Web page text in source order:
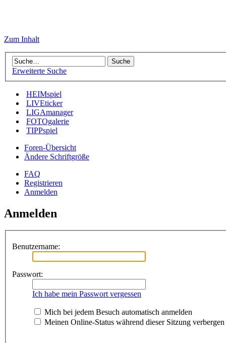
Zum Inhalt
Erweiterte Suche
HEIMspiel
LIVEticker
LIGAmanager
FOTOgalerie
TIPPspiel
Foren-Übersicht
Ändere Schriftgröße
FAQ
Registrieren
Anmelden
Anmelden
Benutzername:
Passwort:
Ich habe mein Passwort vergessen
Mich bei jedem Besuch automatisch anmelden
Meinen Online-Status während dieser Sitzung verbergen